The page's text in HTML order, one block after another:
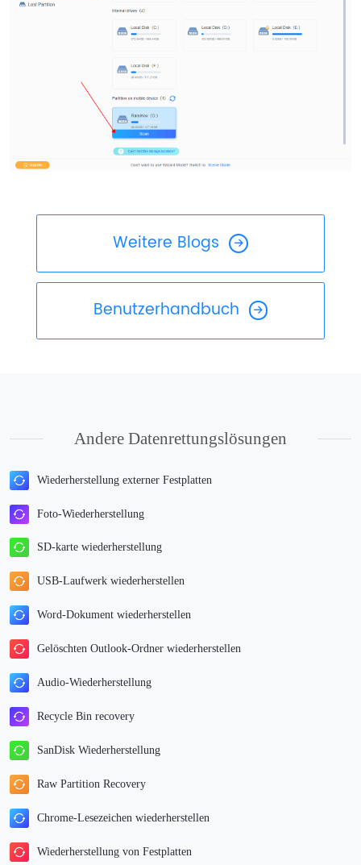
Weitere Blogs
Benutzerhandbuch
Andere Datenrettungslösungen
Wiederherstellung externer Festplatten
Foto-Wiederherstellung
SD-karte wiederherstellung
USB-Laufwerk wiederherstellen
Word-Dokument wiederherstellen
Gelöschten Outlook-Ordner wiederherstellen
Audio-Wiederherstellung
Recycle Bin recovery
SanDisk Wiederherstellung
Raw Partition Recovery
Chrome-Lesezeichen wiederherstellen
Wiederherstellung von Festplatten